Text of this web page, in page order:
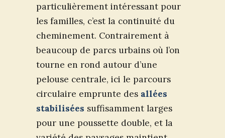
particulièrement intéressant pour
les familles, c’est la continuité du
cheminement. Contrairement à
beaucoup de parcs urbains où l’on
tourne en rond autour d’une
pelouse centrale, ici le parcours
circulaire emprunte des allées
stabilisées suffisamment larges
pour une poussette double, et la